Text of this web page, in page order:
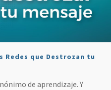
Redes que Destrozan tu
de aprendizaje. Y